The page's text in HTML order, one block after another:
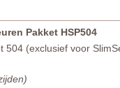
Pakket HSP504
504 (exclusief voor